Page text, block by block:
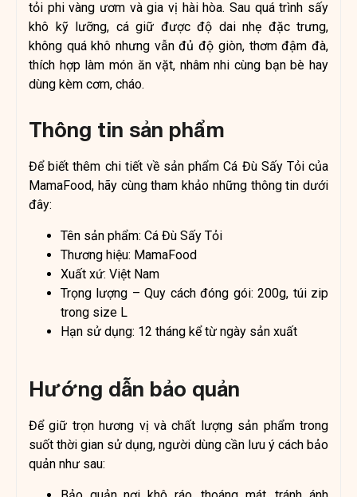
tỏi phi vàng ươm và gia vị hài hòa. Sau quá trình sấy
khô kỹ lưỡng, cá giữ được độ dai nhẹ đặc trưng,
không quá khô nhưng vẫn đủ độ giòn, thơm đậm đà,
thích hợp làm món ăn vặt, nhâm nhi cùng bạn bè hay
dùng kèm cơm, cháo.
Thông tin sản phẩm
Để biết thêm chi tiết về sản phẩm Cá Đù Sấy Tỏi của
MamaFood, hãy cùng tham khảo những thông tin dưới
đây:
Tên sản phẩm: Cá Đù Sấy Tỏi
Thương hiệu: MamaFood
Xuất xứ: Việt Nam
Trọng lượng – Quy cách đóng gói: 200g, túi zip
trong size L
Hạn sử dụng: 12 tháng kể từ ngày sản xuất
Hướng dẫn bảo quản
Để giữ trọn hương vị và chất lượng sản phẩm trong
suốt thời gian sử dụng, người dùng cần lưu ý cách bảo
quản như sau: